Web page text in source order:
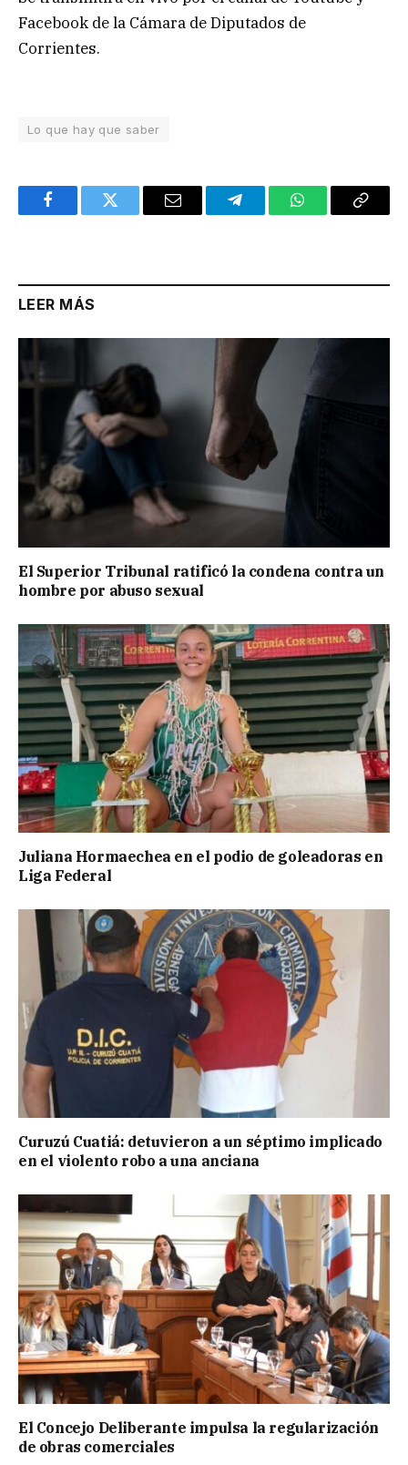
Facebook de la Cámara de Diputados de
Corrientes.
Lo que hay que saber
FacebookTwitter Email TelegramWhatsAppCopy
LEER MÁS
El Superior Tribunal ratificó la condena contra un
hombre por abuso sexual
Juliana Hormaechea en el podio de goleadoras en
Liga Federal
Curuzú Cuatiá: detuvieron a un séptimo implicado
en el violento robo a una anciana
El Concejo Deliberante impulsa la regularización
de obras comerciales